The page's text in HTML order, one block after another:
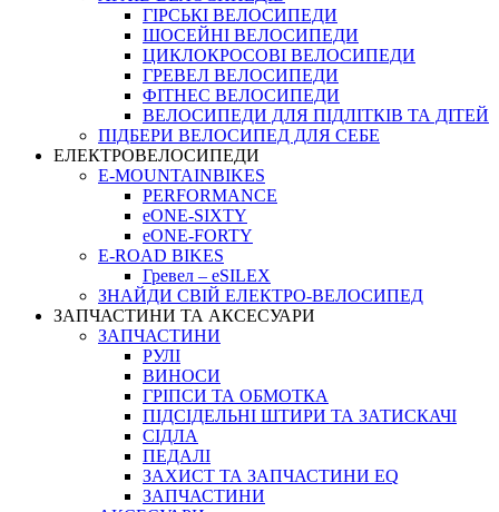
ГІРСЬКІ ВЕЛОСИПЕДИ
ШОСЕЙНІ ВЕЛОСИПЕДИ
ЦИКЛОКРОСОВІ ВЕЛОСИПЕДИ
ГРЕВЕЛ ВЕЛОСИПЕДИ
ФІТНЕС ВЕЛОСИПЕДИ
ВЕЛОСИПЕДИ ДЛЯ ПІДЛІТКІВ ТА ДІТЕЙ
ПIДБЕРИ ВЕЛОСИПЕД ДЛЯ СЕБЕ
ЕЛЕКТРОВЕЛОСИПЕДИ
E-MOUNTAINBIKES
PERFORMANCE
eONE-SIXTY
eONE-FORTY
E-ROAD BIKES
Гревел – eSILEX
ЗНАЙДИ СВІЙ ЕЛЕКТРО-ВЕЛОСИПЕД
ЗАПЧАСТИНИ ТА АКСЕСУАРИ
ЗАПЧАСТИНИ
РУЛІ
ВИНОСИ
ГРІПСИ ТА ОБМОТКА
ПІДСІДЕЛЬНІ ШТИРИ ТА ЗАТИСКАЧІ
СІДЛА
ПЕДАЛІ
ЗАХИСТ ТА ЗАПЧАСТИНИ EQ
ЗАПЧАСТИНИ